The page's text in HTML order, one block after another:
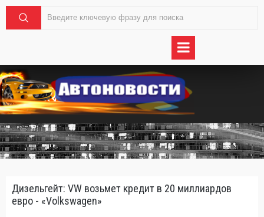
Дизельгейт: VW возьмет кредит в 20 миллиардов
евро - «Volkswagen»